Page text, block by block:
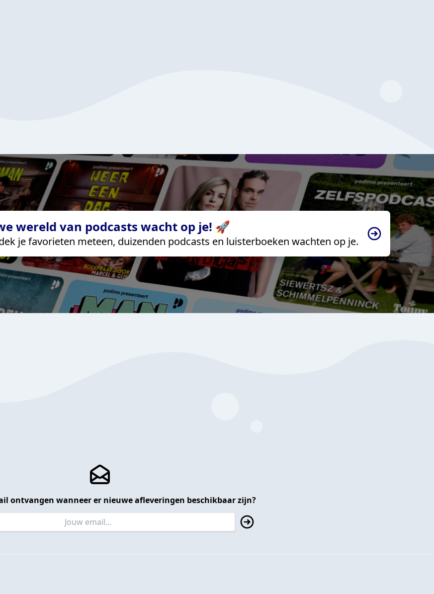
wereld van podcasts wacht op je! 🚀
je favorieten meteen, duizenden podcasts en luisterboeken wachten op je.
ontvangen wanneer er nieuwe afleveringen beschikbaar zijn?